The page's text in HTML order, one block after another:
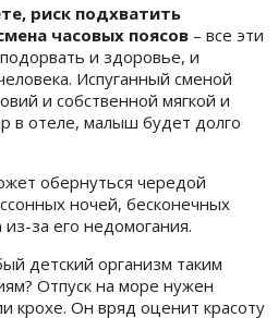
риск подхватить
часовых поясов – все эти
и здоровье, и
Испуганный сменой
и собственной мягкой и
в отеле, малыш будет долго
обернуться чередой
ночей, бесконечных
за его недомогания.
детский организм таким
Отпуск на море нужен
крохе. Он вряд оценит красоту